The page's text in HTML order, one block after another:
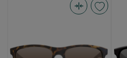
Matt
Matt